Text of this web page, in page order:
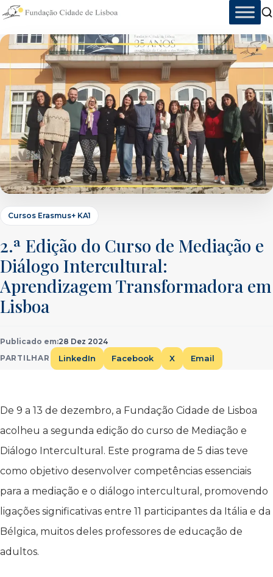
Skip
to
content
Cursos Erasmus+ KA1
2.ª Edição do Curso de Mediação e
Diálogo Intercultural:
Aprendizagem Transformadora em
Lisboa
Publicado em:28 Dez 2024
PARTILHAR
LinkedIn Facebook X Email
De 9 a 13 de dezembro, a Fundação Cidade de Lisboa
acolheu a segunda edição do curso de Mediação e
Diálogo Intercultural. Este programa de 5 dias teve
como objetivo desenvolver competências essenciais
para a mediação e o diálogo intercultural, promovendo
ligações significativas entre 11 participantes da Itália e da
Bélgica, muitos deles professores de educação de
adultos.